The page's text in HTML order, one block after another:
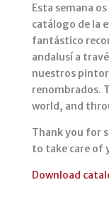
at
s
A
p
p
c
e
b
o
o
k
Esta semana
catálogo de la
fantástico
andalusí a
nuestros
renombrados.
world, and
Thank you for
to take care of
Download